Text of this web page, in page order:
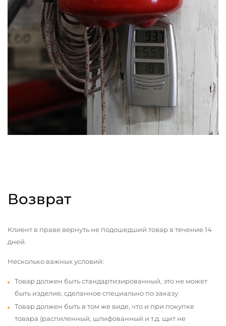
Возврат
Клиент в праве вернуть не подошедший товар в течение 14
дней.
Несколько важных условий:
Товар должен быть стандартизированный, это не может
быть изделие, сделанное специально по заказу
Товар должен быть в том же виде, что и при покупке
товара (распиленный, шлифованный и т.д. щит не